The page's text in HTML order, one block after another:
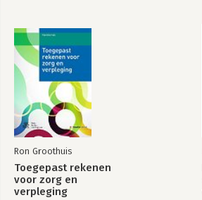
Basisboek AutoCAD
2026
Ron Groothuis
Toegepast rekenen
voor zorg en
verpleging